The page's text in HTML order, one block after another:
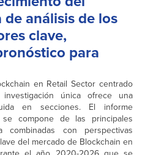
análisis de los
clave,
para
en Retail Sector centrado
única ofrece una
en secciones. El informe
compone de las principales
con perspectivas
del mercado de Blockchain en